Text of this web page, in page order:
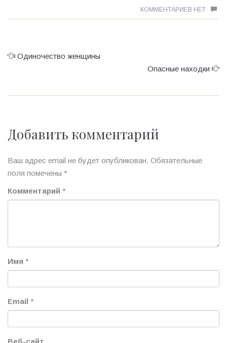
КОММЕНТАРИЕВ НЕТ
Одиночество женщины
Опасные находки
Добавить комментарий
Ваш адрес email не будет опубликован. Обязательные
поля помечены *
Комментарий *
Имя *
Email *
Веб-сайт